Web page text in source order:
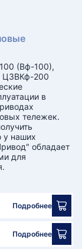
(Вф-100),
Ц3ВКф-200
в
тележек.
у наших
обладает
для
Подробнее
Подробнее